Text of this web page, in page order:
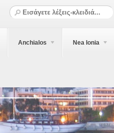
Anchialos Nea Ionia